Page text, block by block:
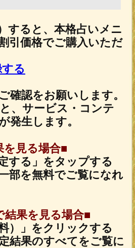
タロット
ロ25年“運命ビ
定